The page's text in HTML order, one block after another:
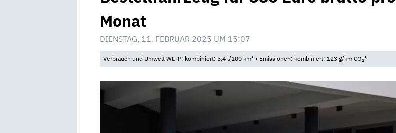
Monat
DIENSTAG, 11. FEBRUAR 2025 UM 15:07
Verbrauch und Umwelt WLTP: kombiniert: 5,4 l/100 km* • Emissionen: kombiniert: 123 g/km CO2*